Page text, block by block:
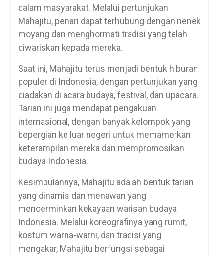
dalam masyarakat. Melalui pertunjukan
Mahajitu, penari dapat terhubung dengan nenek
moyang dan menghormati tradisi yang telah
diwariskan kepada mereka.
Saat ini, Mahajitu terus menjadi bentuk hiburan
populer di Indonesia, dengan pertunjukan yang
diadakan di acara budaya, festival, dan upacara.
Tarian ini juga mendapat pengakuan
internasional, dengan banyak kelompok yang
bepergian ke luar negeri untuk memamerkan
keterampilan mereka dan mempromosikan
budaya Indonesia.
Kesimpulannya, Mahajitu adalah bentuk tarian
yang dinamis dan menawan yang
mencerminkan kekayaan warisan budaya
Indonesia. Melalui koreografinya yang rumit,
kostum warna-warni, dan tradisi yang
mengakar, Mahajitu berfungsi sebagai